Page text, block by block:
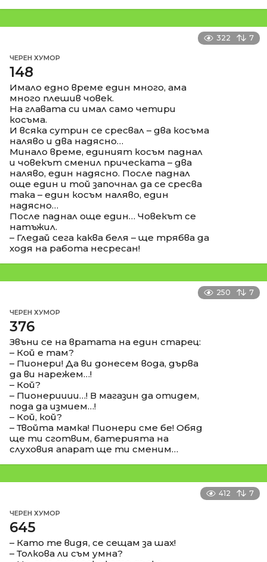
322 7
ЧЕРЕН ХУМОР
148
Имало едно време един много, ама
много плешив човек.
На главата си имал само четири
косъма.
И всяка сутрин се сресвал – два косъма
наляво и два надясно…
Минало време, единият косъм паднал
и човекът сменил прическата – два
наляво, един надясно. После паднал
още един и той започнал да се сресва
така – един косъм наляво, един
надясно…
После паднал още един… Човекът се
натъжил.
– Гледай сега каква беля – ще трябва да
ходя на работа несресан!
250 7
ЧЕРЕН ХУМОР
376
Звъни се на вратата на един старец:
– Кой е там?
– Пионери! Да ви донесем вода, дърва
да ви нарежем…!
– Кой?
– Пионерииии…! В магазин да отидем,
пода да измием…!
– Кой, кой?
– Твойта мамка! Пионери сме бе! Обяд
ще ти сготвим, батерията на
слуховия апарат ще ти сменим…
412 7
ЧЕРЕН ХУМОР
645
– Като те видя, се сещам за шах!
– Толкова ли съм умна?